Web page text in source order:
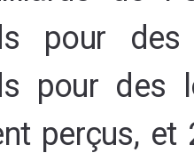
pour
pour des
perçus,